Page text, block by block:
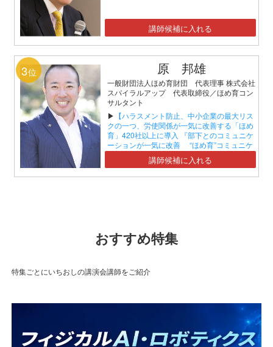
講師候補に入れる
3位 原 邦雄
一般財団法人ほめ育財団 代表理事 株式会社
スパイラルアップ 代表取締役／ほめ育コン
サルタント
▶ 【ハラスメント防止、中小企業の最大リス
クの一つ、労使関係が一気に改善する「ほめ
育」420社以上に導入 『部下とのコミュニケ
ーションが一気に改善 “ほめ育”コミュニケ
ーションセミナー』】講師候補に入れる
おすすめ特集
特集ごとにいちおしの講演会講師をご紹介